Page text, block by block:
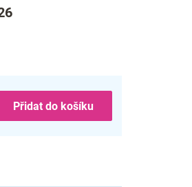
Přidat do košíku